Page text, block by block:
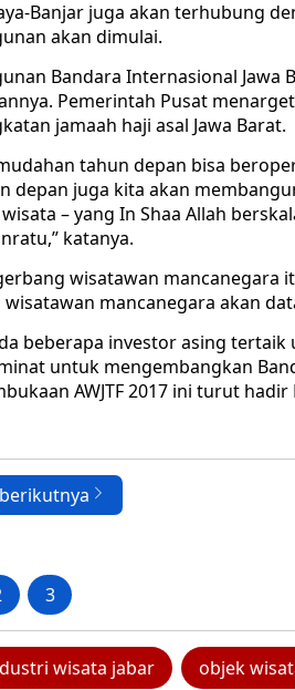
Banjar juga akan terhubung
akan dimulai.
Bandara Internasional Jawa
Pemerintah Pusat
jamaah haji asal Jawa Barat.
tahun depan bisa
depan juga kita akan
– yang In Shaa Allah
katanya.
wisatawan mancanegara
mancanegara akan
beberapa investor asing
untuk mengembangkan
AWJTF 2017 ini turut
3
wisata jabar objek